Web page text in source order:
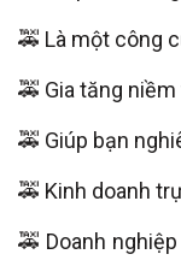
🚕 Là một công
🚕 Gia tăng
🚕 Giúp bạn
🚕 Kinh doanh
🚕 Doanh